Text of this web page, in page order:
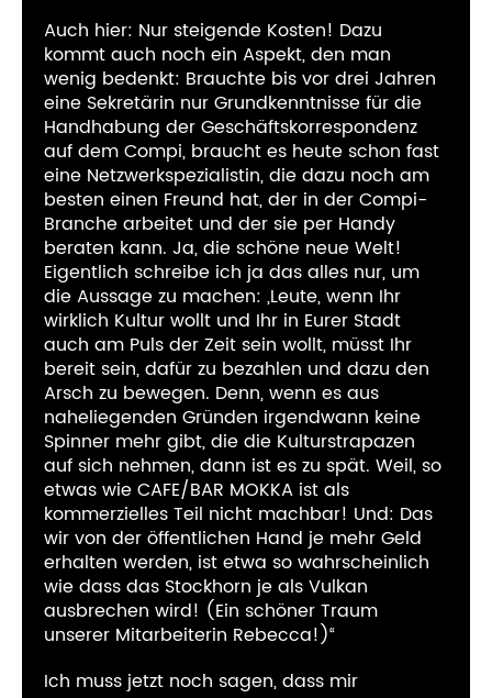
Auch hier: Nur steigende Kosten! Dazu
kommt auch noch ein Aspekt, den man
wenig bedenkt: Brauchte bis vor drei Jahren
eine Sekretärin nur Grundkenntnisse für die
Handhabung der Geschäftskorrespondenz
auf dem Compi, braucht es heute schon fast
eine Netzwerkspezialistin, die dazu noch am
besten einen Freund hat, der in der Compi-
Branche arbeitet und der sie per Handy
beraten kann. Ja, die schöne neue Welt!
Eigentlich schreibe ich ja das alles nur, um
die Aussage zu machen: „Leute, wenn Ihr
wirklich Kultur wollt und Ihr in Eurer Stadt
auch am Puls der Zeit sein wollt, müsst Ihr
bereit sein, dafür zu bezahlen und dazu den
Arsch zu bewegen. Denn, wenn es aus
naheliegenden Gründen irgendwann keine
Spinner mehr gibt, die die Kulturstrapazen
auf sich nehmen, dann ist es zu spät. Weil, so
etwas wie CAFE/BAR MOKKA ist als
kommerzielles Teil nicht machbar! Und: Das
wir von der öffentlichen Hand je mehr Geld
erhalten werden, ist etwa so wahrscheinlich
wie dass das Stockhorn je als Vulkan
ausbrechen wird! (Ein schöner Traum
unserer Mitarbeiterin Rebecca!)“
Ich muss jetzt noch sagen, dass mir